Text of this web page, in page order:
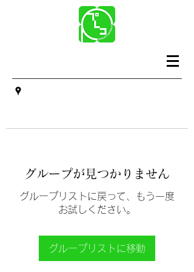
グループが見つかりません
グループリストに戻って、もう一度
お試しください。
グループリストに移動